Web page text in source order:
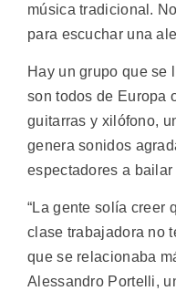
música tradicional.
para escuchar una
Hay un grupo que se
son todos de Europa
guitarras y xilófono,
genera sonidos
espectadores a
“La gente solía creer
clase trabajadora no
que se relacionaba
Alessandro Portelli,